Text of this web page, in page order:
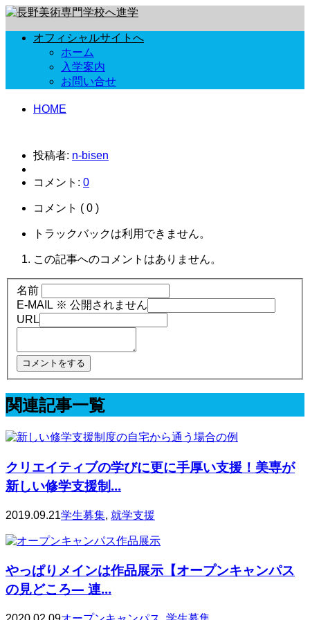
オフィシャルサイトへ
ホーム
入学案内
お問い合せ
HOME
投稿者: n-bisen
コメント: 0
コメント ( 0 )
トラックバックは利用できません。
この記事へのコメントはありません。
名前
E-MAIL ※ 公開されません
URL
関連記事一覧
クリエイティブの学びに更に手厚い支援！美専が
新しい修学支援制...
2019.09.21学生募集, 就学支援
やっぱりメインは作品展示【オープンキャンパス
の見どころ— 連...